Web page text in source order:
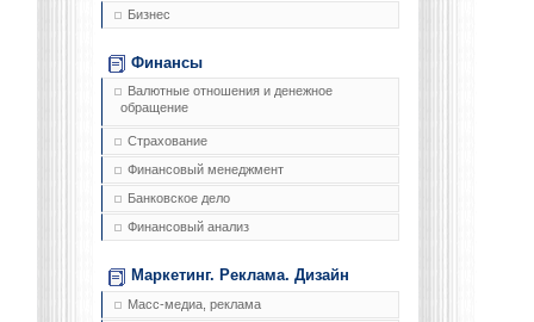
Бизнес
Финансы
Валютные отношения и денежное
обращение
Страхование
Финансовый менеджмент
Банковское дело
Финансовый анализ
Маркетинг. Реклама. Дизайн
Масс-медиа, реклама